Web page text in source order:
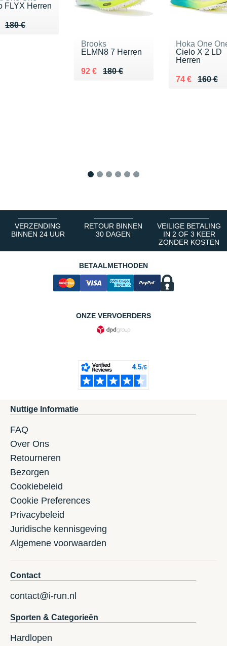
FLYX Herren
180 €
de 180 €
52 €
Brooks
ELMN8 7 Herren
180 €
Au lieu de 180 €
92 €
Vendu 92 €
Hoka One
Cielo X 2 LD
Herren
160 €
Au lieu de
74 €
Vendu 74 €
VERZENDING
BINNEN 24 UUR
RETOUR BINNEN
30 DAGEN
VEILIGE BETALING
IN 2 OF 3 KEER
ZONDER KOSTEN
BETAALMETHODEN
ONZE VERVOERDERS
Nuttige Informatie
FAQ
Over Ons
Retourneren
Bezorgen
Cookiebeleid
Cookie Preferences
Privacybeleid
Juridische kennisgeving
Algemene voorwaarden
Contact
contact@i-run.nl
Sporten & Categorieën
Hardlopen